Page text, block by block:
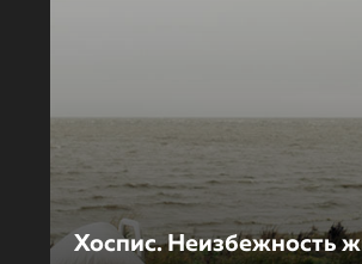
Хоспис. Неизбежность